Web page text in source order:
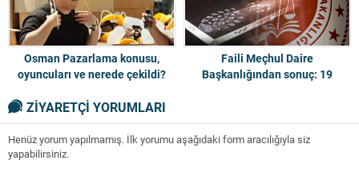
Osman Pazarlama konusu,
oyuncuları ve nerede çekildi?
Faili Meçhul Daire
Başkanlığından sonuç: 19
ZİYARETÇİ YORUMLARI
Henüz yorum yapılmamış. İlk yorumu aşağıdaki form aracılığıyla siz
yapabilirsiniz.